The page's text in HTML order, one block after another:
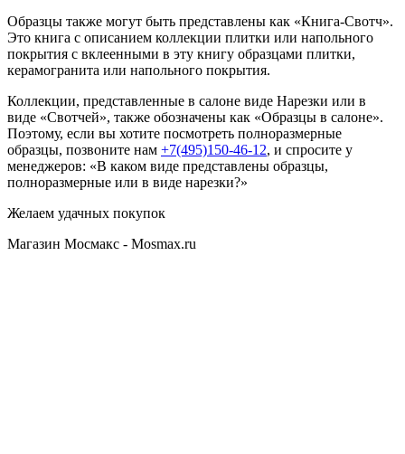
Образцы также могут быть представлены как «Книга-Свотч».
Это книга с описанием коллекции плитки или напольного
покрытия с вклеенными в эту книгу образцами плитки,
керамогранита или напольного покрытия.
Коллекции, представленные в салоне виде Нарезки или в
виде «Свотчей», также обозначены как «Образцы в салоне».
Поэтому, если вы хотите посмотреть полноразмерные
образцы, позвоните нам +7(495)150-46-12, и спросите у
менеджеров: «В каком виде представлены образцы,
полноразмерные или в виде нарезки?»
Желаем удачных покупок
Магазин Мосмакс - Mosmax.ru